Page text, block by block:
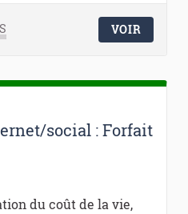
VOIR
social : Forfait
du coût de la vie,